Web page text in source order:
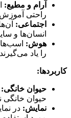
آرام و مطیع:
راحتی آموزش
اجتماعی:
انسان‌ها و
هوش:
را یاد
کاربردها:
حیوان خانگی:
حیوان خانگی
نمایش: در